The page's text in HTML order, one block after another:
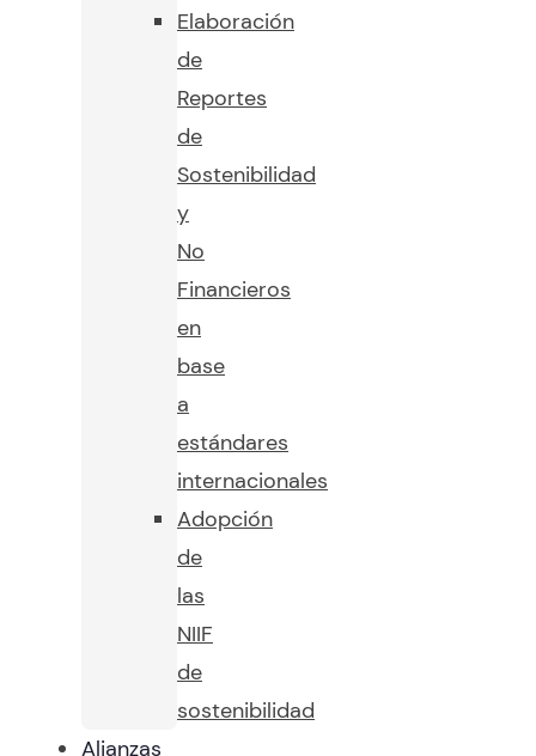
Elaboración
de
Reportes
de
Sostenibilidad
y
No
Financieros
en
base
a
estándares
internacionales
Adopción
de
las
NIIF
de
sostenibilidad
Alianzas